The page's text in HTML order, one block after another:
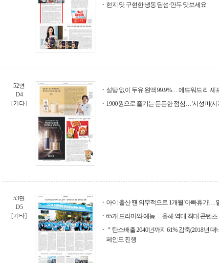
현지 맛 구현한 냉동 딤섬·만두 맛보세요
52면
D4
[기타]
설탕 없이 두유 원액 99.9%… 에드워드 리 셰
1900원으로 즐기는 든든한 점심… '시성비(시
53면
D5
[기타]
아이 출산 땐 의무적으로 1개월 '아빠휴가'…
65개 드라마와 예능… 올해 역대 최대 콘텐츠
＂탄소배출 2040년까지 61% 감축(2018년
페인도 진행